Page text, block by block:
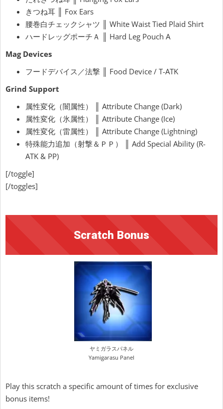
きつね耳 ║ Fox Ears
腰巻白チェックシャツ ║ White Waist Tied Plaid Shirt
ハードレッグポーチＡ ║ Hard Leg Pouch A
Mag Devices
フードデバイス／法撃 ║ Food Device / T-ATK
Grind Support
属性変化（闇属性） ║ Attribute Change (Dark)
属性変化（氷属性） ║ Attribute Change (Ice)
属性変化（雷属性） ║ Attribute Change (Lightning)
特殊能力追加（射撃＆ＰＰ） ║ Add Special Ability (R-
ATK & PP)
[/toggle]
[/toggles]
Scratch Bonus
ヤミガラスパネル
Yamigarasu Panel
Play this scratch a specific amount of times for exclusive
bonus items!